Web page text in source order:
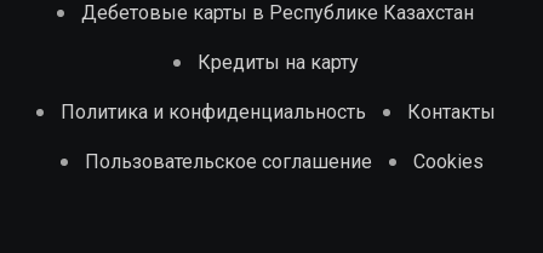
Дебетовые карты в Республике Казахстан
Кредиты на карту
Политика и конфиденциальность Контакты
Пользовательское соглашение Cookies